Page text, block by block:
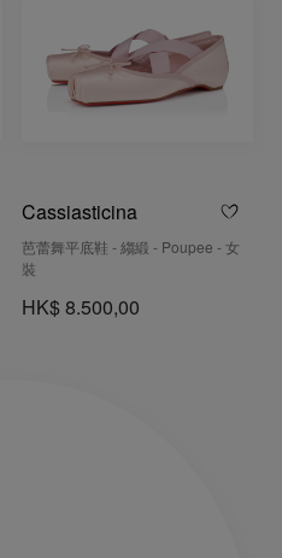
Cassiasticina
芭蕾舞平底鞋 - 縐緞 - Poupee - 女
裝
HK$ 8.500,00